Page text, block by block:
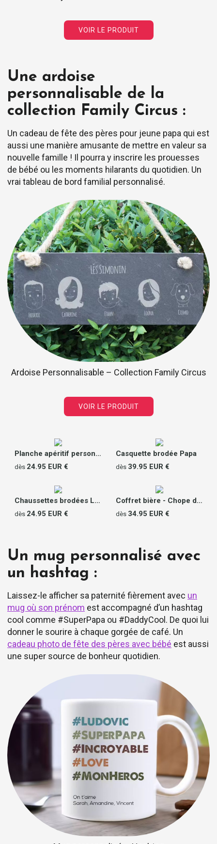
VOIR LE PRODUIT
Une ardoise
personnalisable de la
collection Family Circus :
Un cadeau de fête des pères pour jeune papa qui est
aussi une manière amusante de mettre en valeur sa
nouvelle famille ! Il pourra y inscrire les prouesses
de bébé ou les moments hilarants du quotidien. Un
vrai tableau de bord familial personnalisé.
Ardoise Personnalisable – Collection Family Circus
VOIR LE PRODUIT
Planche apéritif personnalisable - Message
dès 24.95 EUR €
Casquette brodée Papa
dès 39.95 EUR €
Chaussettes brodées Le Slip Français - Super Papa
dès 24.95 EUR €
Coffret bière - Chope de bière et décapsuleur personnalisés
dès 34.95 EUR €
Un mug personnalisé avec
un hashtag :
Laissez-le afficher sa paternité fièrement avec un
mug où son prénom est accompagné d’un hashtag
cool comme #SuperPapa ou #DaddyCool. De quoi lui
donner le sourire à chaque gorgée de café. Un
cadeau photo de fête des pères avec bébé est aussi
une super source de bonheur quotidien.